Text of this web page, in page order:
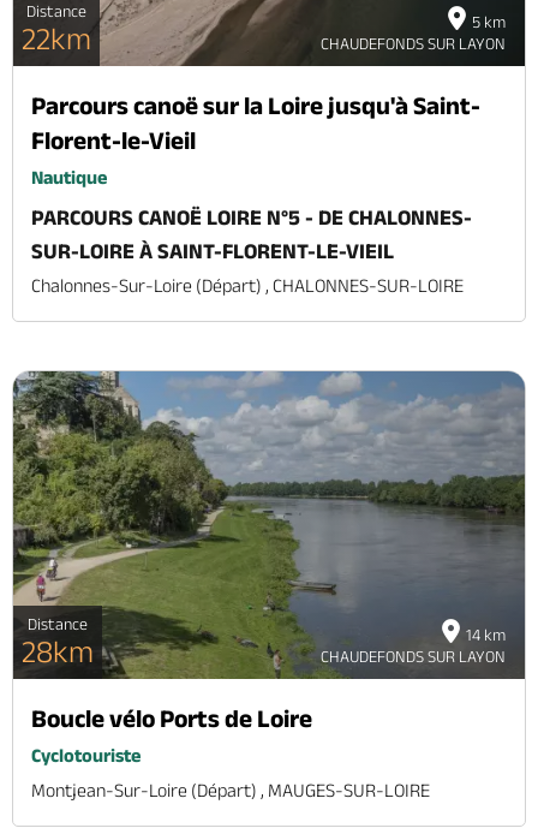
5 km
CHAUDEFONDS SUR LAYON
Distance
22km
Parcours canoë sur la Loire jusqu'à Saint-
Florent-le-Vieil
Nautique
PARCOURS CANOË LOIRE N°5 - DE CHALONNES-
SUR-LOIRE À SAINT-FLORENT-LE-VIEIL
Chalonnes-Sur-Loire (départ) , CHALONNES-SUR-LOIRE
14 km
CHAUDEFONDS SUR LAYON
Distance
28km
Boucle vélo Ports de Loire
Cyclotouriste
Montjean-Sur-Loire (départ) , MAUGES-SUR-LOIRE